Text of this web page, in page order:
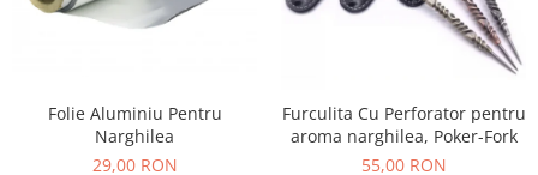
Folie Aluminiu Pentru
Narghilea
29,00 RON
Furculita Cu Perforator pentru
aroma narghilea, Poker-Fork
55,00 RON